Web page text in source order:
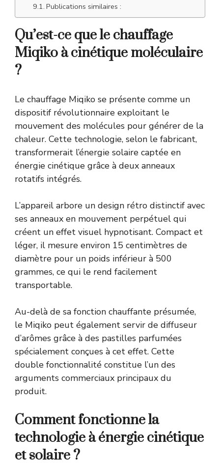
Publications similaires :
Qu’est-ce que le chauffage
Miqiko à cinétique moléculaire
?
Le chauffage Miqiko se présente comme un
dispositif révolutionnaire exploitant le
mouvement des molécules pour générer de la
chaleur. Cette technologie, selon le fabricant,
transformerait l’énergie solaire captée en
énergie cinétique grâce à deux anneaux
rotatifs intégrés.
L’appareil arbore un design rétro distinctif avec
ses anneaux en mouvement perpétuel qui
créent un effet visuel hypnotisant. Compact et
léger, il mesure environ 15 centimètres de
diamètre pour un poids inférieur à 500
grammes, ce qui le rend facilement
transportable.
Au-delà de sa fonction chauffante présumée,
le Miqiko peut également servir de diffuseur
d’arômes grâce à des pastilles parfumées
spécialement conçues à cet effet. Cette
double fonctionnalité constitue l’un des
arguments commerciaux principaux du
produit.
Comment fonctionne la
technologie à énergie cinétique
et solaire ?